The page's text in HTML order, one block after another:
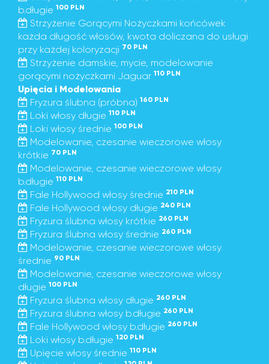
b.długie 100 PLN
Strzyżenie Gorącymi Nożyczkami końcówek
każda długość włosów, kwota doliczana do usługi
przy każdej koloryzacji 70 PLN
Strzyżenie damskie, mycie, modelowanie
gorącymi nożyczkami Jaguar 110 PLN
Upięcia i Modelowania
Fryzura ślubna (próbna) 160 PLN
Loki włosy długie 110 PLN
Loki włosy średnie 100 PLN
Modelowanie, czesanie wieczorowe włosy
krótkie 70 PLN
Modelowanie, czesanie wieczorowe włosy
b.długie 110 PLN
Fale Hollywood włosy średnie 210 PLN
Fale Hollywood włosy długie 240 PLN
Fryzura ślubna włosy krótkie 260 PLN
Fryzura ślubna włosy średnie 260 PLN
Modelowanie, czesanie wieczorowe włosy
średnie 90 PLN
Modelowanie, czesanie wieczorowe włosy
długie 100 PLN
Fryzura ślubna włosy długie 260 PLN
Fryzura ślubna włosy b.długie 260 PLN
Fale Hollywood włosy b.długie 260 PLN
Loki włosy b.długie 120 PLN
Upięcie włosy średnie 110 PLN